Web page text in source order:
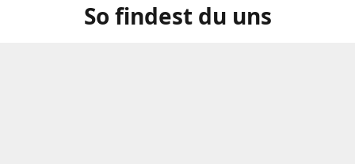
So findest du uns